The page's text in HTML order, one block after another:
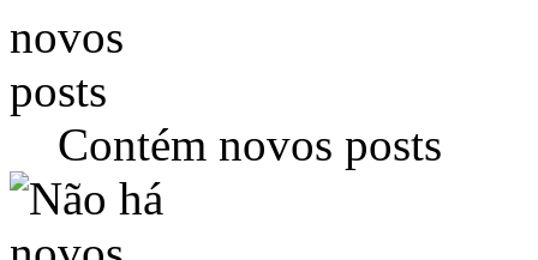
Contém novos posts